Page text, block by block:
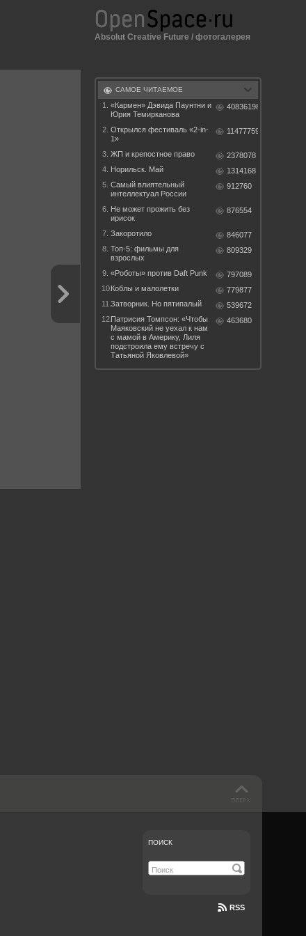
Absolut Creative Future / фотогалерея
САМОЕ ЧИТАЕМОЕ
1.
«Кармен» Дэвида Паунтни и
Юрия Темирканова
40836198
2. Открылся фестиваль «2-in-
1»
11477759
3. ЖП и крепостное право
2378078
4. Норильск. Май
1314168
5. Самый влиятельный
интеллектуал России
912760
6. Не может прожить без
ирисок
876554
7. Закоротило
846077
8. Топ-5: фильмы для
взрослых
809329
9. «Роботы» против Daft Punk
797089
10.Коблы и малолетки
779877
11.Затворник. Но пятипалый
539672
12.Патрисия Томпсон: «Чтобы
Маяковский не уехал к нам
с мамой в Америку, Лиля
подстроила ему встречу с
Татьяной Яковлевой»
463680
ПОИСК
RSS